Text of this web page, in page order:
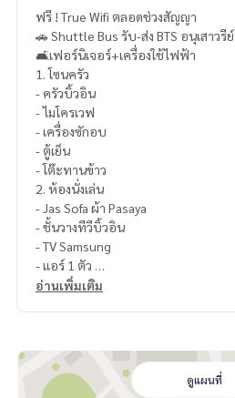
ฟรี ! True Wifi ตลอดช่วงสัญญา
🚗 Shuttle Bus รับ-ส่ง BTS อนุเสาวรีย์
🛋️เฟอร์นิเจอร์+เครื่องใช้ไฟฟ้า
1. โซนครัว
- ครัวบิ้วอิน
- ไมโครเวฟ
- เครื่องซักอบ
- ตู้เย็น
- โต๊ะทานข้าว
2. ห้องนั่งเล่น
- Jas Sofa ผ้า Pasaya
- ชั้นวางทีวีบิ้วอิน
- TV Samsung
- แอร์ 1 ตัว
3. ห้องนอน
- ฟูก Speels
- แอร์ 1 ตัว
อ่านเพิ่มเติม
ดูแผนที่